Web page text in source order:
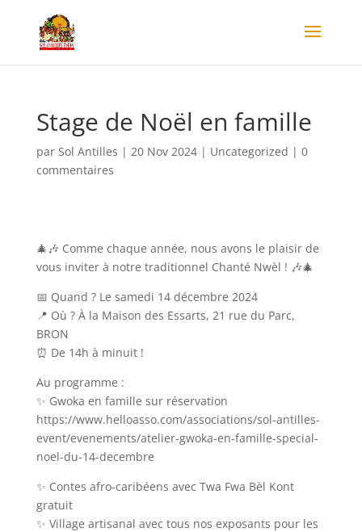
Stage de Noël en famille
par Sol Antilles | 20 Nov 2024| Uncategorized | 0
commentaires
🎄🎶 Comme chaque année, nous avons le plaisir de
vous inviter à notre traditionnel Chanté Nwèl ! 🎶🎄
📅 Quand ? Le samedi 14 décembre 2024
📍 Où ? À la Maison des Essarts, 21 rue du Parc,
BRON
⏰ De 14h à minuit !
Au programme :
✨ Gwoka en famille sur réservation
https://www.helloasso.com/associations/sol-antilles-
event/evenements/atelier-gwoka-en-famille-special-
noel-du-14-decembre
✨ Contes afro-caribéens avec Twa Fwa Bèl Kont
gratuit
✨ Village artisanal avec tous nos exposants pour les